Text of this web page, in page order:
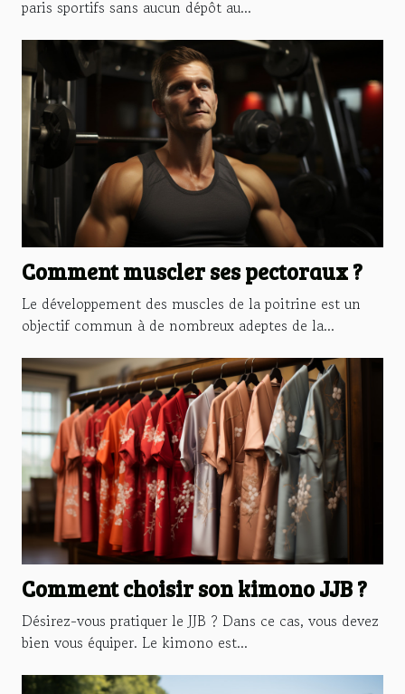
paris sportifs sans aucun dépôt au...
Comment muscler ses pectoraux ?
Le développement des muscles de la poitrine est un
objectif commun à de nombreux adeptes de la...
Comment choisir son kimono JJB ?
Désirez-vous pratiquer le JJB ? Dans ce cas, vous devez
bien vous équiper. Le kimono est...